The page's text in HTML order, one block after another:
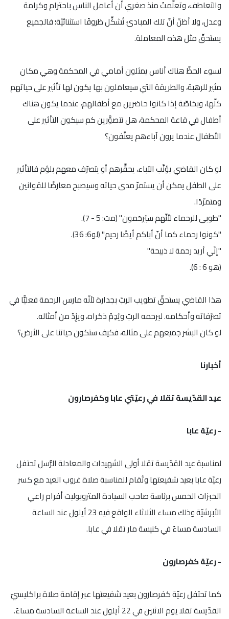
والتعاطف، وتعلّمتُ منذ صغري أن أعامل الناس باحترام وكرامة
وعدل، ولا أظنّ أنّ تلك المبادئ تُشكِّل ظروفًا استثنائيّة؛ فالجميع
يستحقّ مثل هذه المعاملة.
لسوء الحظّ هناك أناس يمثلون أمامي في المحكمة وهي مكان
مثير للرهبة، والطريقة التي سيعامَلون بها يكون لها تأثير على حياتهم
كلّها، وبخاصّة إذا كانوا حاضرين مع أطفالهم، عندما يكون هناك
أطفال في قاعة المحكمة، هل تتصوَّرين كم سيكون التأثير على
الأطفال عندما يرون آباءهم يعنَّفون؟
لو كان القاضي يؤنِّب الآباء، يحقِّرهم أو يتصرّف معهم بلؤم فالتأثير
على الطفل يمكن أن يستمرّ مدى حياته وسيصبح معارضًا للقوانين
ومتمرّدًا.
"طوبى للرحماء لأنّهم سيُرحَمون" (مت: 5 - 7).
"كونوا رحماء كما أنّ أباكم أيضًا رحيم" (لو6: 36).
"إنّي أريد رحمة لا ذبيحة"
(هو 6 : 6).
هذا القاضي يستحقّ تطويب الربّ بجدارة لأنّه مارس الرحمة فعليًّا في
تصرّفاته وأحكامه. ليرحمه الربّ ويُدِمْ ذكراه، ويزِدْ من أمثاله.
لو كان البشر جميعهم على مثاله، فكيف ستكون حياتنا على الأرض؟
أخبارنا
عيد القدّيسة تقلا في رعيّتي عابا وكفرصارون
- رعيّة عابا
لمناسبة عيد القدّيسة تقلا أولى الشهيدات والمعادلة الرُّسل تحتفل
رعيّة عابا بعيد شفيعتها وتُقام للمناسبة صلاة غروب العيد مع كسر
الخبزات الخمس برئاسة صاحب السيادة المتروبوليت أفرام راعي
الأبرشيّة وذلك مساء الثلاثاء الواقع فيه 23 أيلول عند الساعة
السادسة مساءً في كنيسة مار تقلا في عابا.
- رعيّة كفرصارون
كما تحتفل رعيّة كفرصارون بعيد شفيعتها عبر إقامة صلاة براكليسيّ
القدّيسة تقلا يوم الاثنين في 22 أيلول عند الساعة السادسة مساءً.